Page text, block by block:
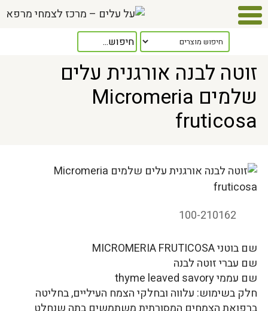
> זוטה לבנה אורגנית עלים שלמים Micromeria fruticosa
זוטה לבנה אורגנית עלים
שלמים Micromeria
fruticosa
100-210162
שם בוטני MICROMERIA FRUTICOSA
שם עברי זוטה לבנה
שם עממי thyme leaved savory
חלק בשימוש: עלווה ובחלקי הצמח העיליים, בחליטה